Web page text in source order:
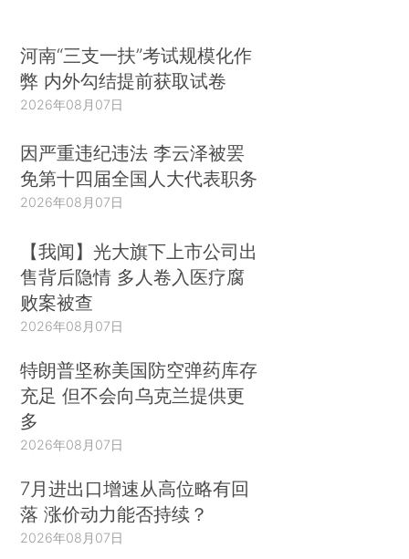
河南“三支一扶”考试规模化作
弊 内外勾结提前获取试卷
2026年08月07日
因严重违纪违法 李云泽被罢
免第十四届全国人大代表职务
2026年08月07日
【我闻】光大旗下上市公司出
售背后隐情 多人卷入医疗腐
败案被查
2026年08月07日
特朗普坚称美国防空弹药库存
充足 但不会向乌克兰提供更
多
2026年08月07日
7月进出口增速从高位略有回
落 涨价动力能否持续？
2026年08月07日